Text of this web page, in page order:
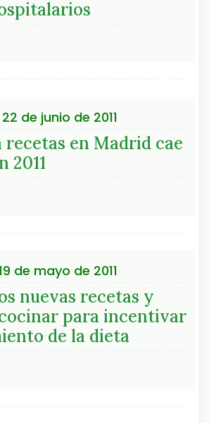
de junio de 2011
recetas en Madrid cae
2011
de mayo de 2011
nuevas recetas y
para incentivar
de la dieta